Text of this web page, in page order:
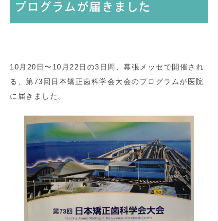
プログラムが届きました
10月20日〜10月22日の3日間、幕張メッセで開催され
る、第73回日本矯正歯科学会大会のプログラムが医院
に届きました。